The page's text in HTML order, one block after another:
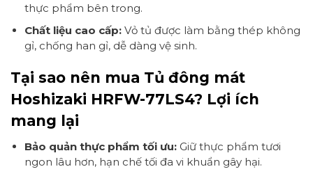
thực phẩm bên trong.
Chất liệu cao cấp:Vỏ tủ được làm bằng thép không
gỉ, chống han gỉ, dễ dàng vệ sinh.
Tại sao nên mua Tủ đông mát
Hoshizaki HRFW-77LS4? Lợi ích
mang lại
Bảo quản thực phẩm tối ưu:Giữ thực phẩm tươi
ngon lâu hơn, hạn chế tối đa vi khuẩn gây hại.